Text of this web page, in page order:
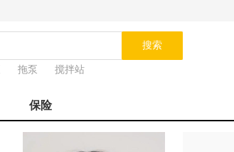
搜索
拖泵 搅拌站
保险